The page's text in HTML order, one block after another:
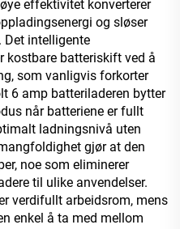
effektivitet konverterer
og sløser
Det intelligente
kostbare batteriskift ved å
som vanligvis forkorter
6 amp batteriladeren bytter
når batteriene er fullt
ladningsnivå uten
gjør at den
noe som eliminerer
til ulike anvendelser.
verdifullt arbeidsrom, mens
enkel å ta med mellom